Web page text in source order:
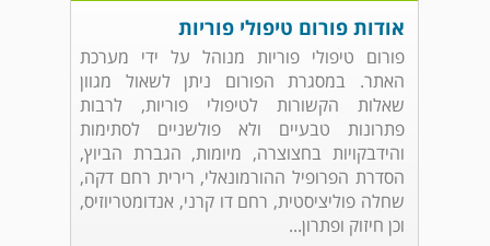
אודות פורום טיפולי פוריות
פורום טיפולי פוריות מנוהל על ידי מערכת
האתר. במסגרת הפורום ניתן לשאול מגוון
שאלות הקשורות לטיפולי פוריות, לרבות
פתרונות טבעיים ולא פולשניים לסתימות
והידבקויות בחצוצרה, מיומות, הגברת הביוץ,
הסדרת הפרופיל ההורמונאלי, רירית רחם דקה,
שחלה פוליציסטית, רחם דו קרני, אנדומטריוזיס,
וכן חיזוק ופתרון...